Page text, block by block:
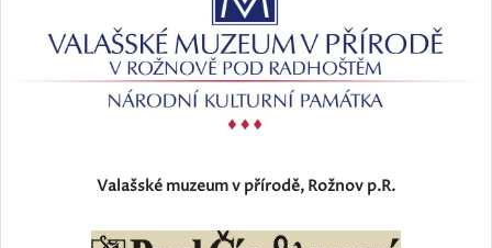
Valašské muzeum v přírodě, Rožnov p.R.